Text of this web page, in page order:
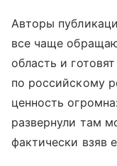
Авторы
все чаще
область и
по российскому
ценность
развернули там
фактически взяв